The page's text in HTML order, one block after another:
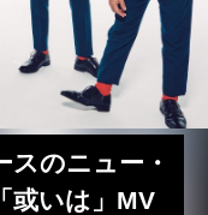
スのニュー・
或いは」MV